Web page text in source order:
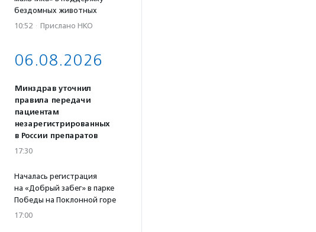
бездомных животных
10:52 · Прислано НКО
06.08.2026
Минздрав уточнил
правила передачи
пациентам
незарегистрированных
в России препаратов
17:30
Началась регистрация
на «Добрый забег» в парке
Победы на Поклонной горе
17:00